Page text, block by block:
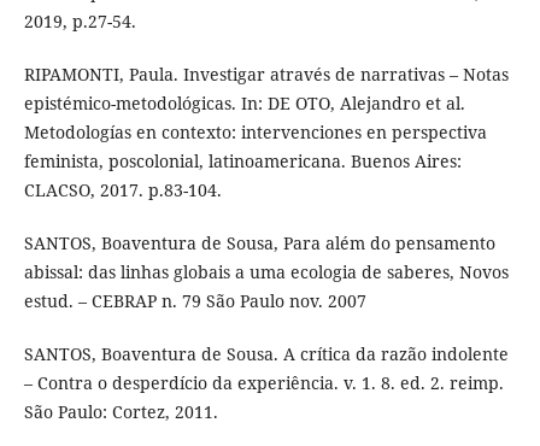
2019, p.27-54.
RIPAMONTI, Paula. Investigar através de narrativas – Notas
epistémico-metodológicas. In: DE OTO, Alejandro et al.
Metodologías en contexto: intervenciones en perspectiva
feminista, poscolonial, latinoamericana. Buenos Aires:
CLACSO, 2017. p.83-104.
SANTOS, Boaventura de Sousa, Para além do pensamento
abissal: das linhas globais a uma ecologia de saberes, Novos
estud. – CEBRAP n. 79 São Paulo nov. 2007
SANTOS, Boaventura de Sousa. A crítica da razão indolente
– Contra o desperdício da experiência. v. 1. 8. ed. 2. reimp.
São Paulo: Cortez, 2011.